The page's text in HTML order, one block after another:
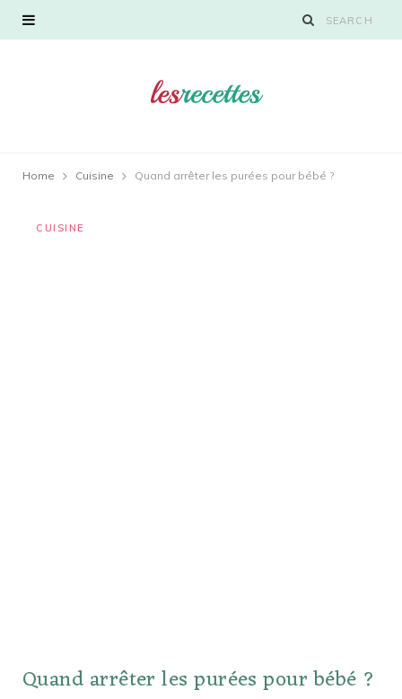
Home Cuisine Quand arrêter les purées pour bébé ?
CUISINE
Quand arrêter les purées pour bébé ?